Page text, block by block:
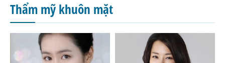
Thẩm mỹ khuôn mặt